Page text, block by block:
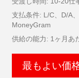
支払条件: L/C、D/A
MoneyGram
供給の能力: 1ヶ月あ
最もよい価